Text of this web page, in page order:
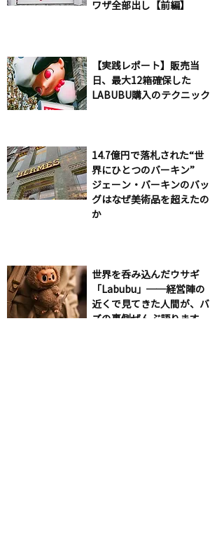
ワザ全部出し【前編】
【実践レポート】販売当
日、最大12箱確保した
LABUBU購入のテクニック
14.7億円で落札された“世
界にひとつのバーキン”
ジェーン・バーキンのバッ
グはなぜ美術品を超えたの
か
世界を呑み込んだウサギ
「Labubu」──経営陣の
近くで見てきた人間が、バ
ズの裏側ぜんぶ語ります